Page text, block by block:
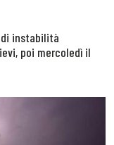
instabilità
poi mercoledì il